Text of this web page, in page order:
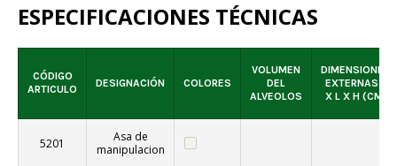
ESPECIFICACIONES TÉCNICAS
CÓDIGO
ARTICULO
DESIGNACIÓN COLORES
VOLUMEN
DEL
ALVEOLOS
DIMENSIONES
EXTERNAS L
X L X H (CM)
5201
Asa de
manipulacion